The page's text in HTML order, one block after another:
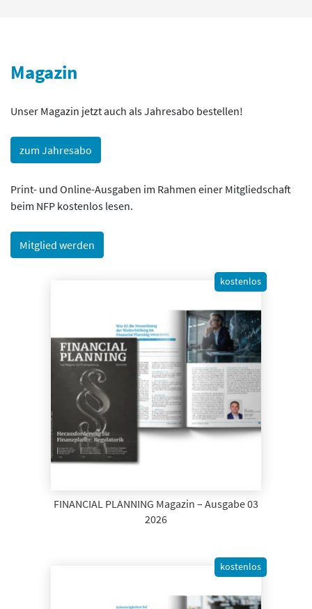
Magazin
Unser Magazin jetzt auch als Jahresabo bestellen!
zum Jahresabo
Print- und Online-Ausgaben im Rahmen einer Mitgliedschaft
beim NFP kostenlos lesen.
Mitglied werden
FINANCIAL PLANNING Magazin – Ausgabe 03
2026
kostenlos
kostenlos